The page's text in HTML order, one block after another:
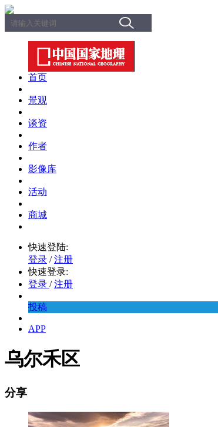
首页
景观
谈资
作者
影像库
活动
商城
快速登陆:
登录 / 注册
快速登录:
登录 / 注册
投稿
APP
乌尔禾区
分享